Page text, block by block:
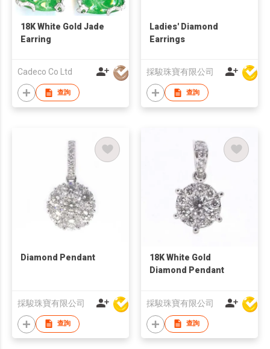
18K White Gold Jade
Earring
Cadeco Co Ltd
查詢
Ladies' Diamond
Earrings
採駿珠寶有限公司
查詢
Diamond Pendant
採駿珠寶有限公司
查詢
18K White Gold
Diamond Pendant
採駿珠寶有限公司
查詢